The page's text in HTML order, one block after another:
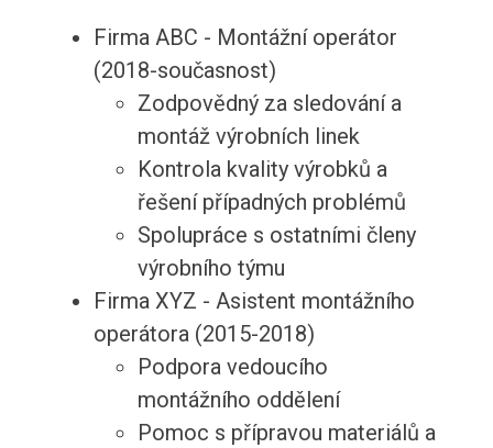
Firma ABC - Montážní operátor
(2018-současnost)
Zodpovědný za sledování a
montáž výrobních linek
Kontrola kvality výrobků a
řešení případných problémů
Spolupráce s ostatními členy
výrobního týmu
Firma XYZ - Asistent montážního
operátora (2015-2018)
Podpora vedoucího
montážního oddělení
Pomoc s přípravou materiálů a